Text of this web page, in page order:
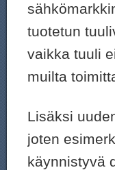
tuotetun
vaikka tuuli
muilta
Lisäksi
joten
käynnistyvä